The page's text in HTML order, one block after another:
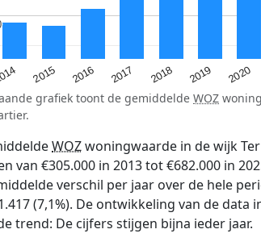
2015 2016 2017 2018 2019 2020
grafiek toont de gemiddelde WOZ
WOZwoningwaarde in de wijk
van €305.000 in 2013 tot €682.000 in
verschil per jaar over de hele
(7,1%). De ontwikkeling van de data
trend: De cijfers stijgen bijna ieder jaar.